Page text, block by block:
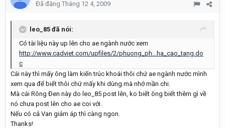
Đã đăng Tháng 12 4, 2009
leo_85 đã nói:
Có tài liệu này up lên cho ae ngành nước xem
http://www.cadviet.com/upfiles/2/phuong_ph...ha_cao_tang.do
c
Cái này thì mấy ông làm kiến trúc khoái thôi chứ ae ngành nước mình
xem qua để biết thôi chứ mấy khi dùng mà nhớ mần chi.
Mà cái Rông Đen này do leo_85 post lên, ko biết ông biết thêm gì về
nó chưa post lên cho ae coi với.
Nếu có cả Van giảm áp thì càng ngon.
Thanks!